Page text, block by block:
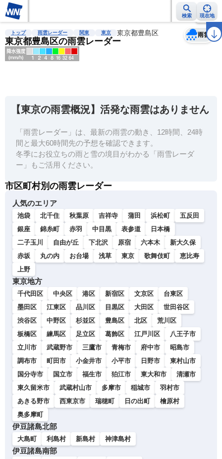
検索 現在地
雨雲レーダー 台風情報 地震情報 警報・注意報 2週間天気 ラ
トップ 雨雲レーダー 関東 東京 東京都豊島区
東京都豊島区の雨雲レーダー
雨雲
天気 台風
【東京の雨雲概況】活発な雨雲はありません
「雨雲レーダー」は、最新の雨雲の動き、12時間、24時
間と最大60時間先の予想を確認できます。
冬季にお役立ちの雨と雪の境目がわかる「雨雪レーダ
ー」もご活用ください。
市区町村別の雨雲レーダー
人気のエリア
池袋 北千住 秋葉原 吉祥寺 蒲田 浜松町
五反田
銀座
錦糸町 赤羽 中目黒 表参道
日本橋
二子玉川
自由が丘 下北沢 原宿 六本木
新大久保
赤坂
丸の内 お台場 浅草 東京 歌舞伎町
恵比寿
上野
東京地方
千代田区 中央区 港区 新宿区 文京区
台東区
墨田区
江東区 品川区 目黒区 大田区
世田谷区
渋谷区
中野区 杉並区 豊島区 北区
荒川区
板橋区
練馬区 足立区 葛飾区 江戸川区
八王子市
立川市
武蔵野市 三鷹市 青梅市 府中市
昭島市
調布市
町田市 小金井市 小平市 日野市
東村山市
国分寺市
国立市 福生市 狛江市 東大和市
清瀬市
東久留米市
武蔵村山市 多摩市 稲城市
羽村市
あきる野市
西東京市 瑞穂町 日の出町
檜原村
奥多摩町
伊豆諸島北部
大島町 利島村 新島村 神津島村
伊豆諸島南部